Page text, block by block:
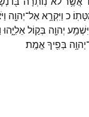
כ וַיִּקְרָ֥אאֶל־יְהוָ֖ה
יְהוָ֖ה בְּק֣וֹלאֵלִיָּ֑הוּ
יְהוָ֥ה בְּפִ֖יךָאֱמֶֽת׃